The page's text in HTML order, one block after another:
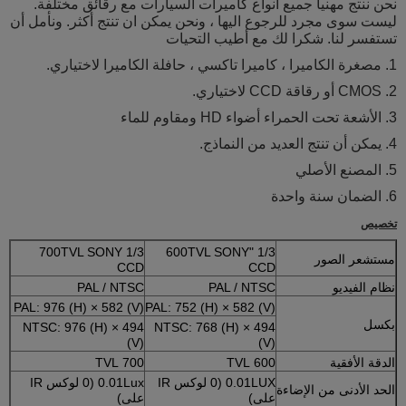
نحن ننتج مهنيا جميع أنواع كاميرات السيارات مع رقائق مختلفة.
ليست سوى مجرد للرجوع اليها ، ونحن يمكن ان تنتج أكثر. ونأمل أن
تستفسر لنا. شكرا لك مع أطيب التحيات
1. مصغرة الكاميرا ، كاميرا تاكسي ، حافلة الكاميرا لاختياري.
2. CMOS أو رقاقة CCD لاختياري.
3. الأشعة تحت الحمراء أضواء HD ومقاوم للماء
4. يمكن أن تنتج العديد من النماذج.
5. المصنع الأصلي
6. الضمان سنة واحدة
تخصيص
مستشعر الصور
1/3 "600TVL SONY
CCD
1/3 700TVL SONY
CCD
نظام الفيديو
PAL / NTSC
PAL / NTSC
بكسل
PAL: 752 (H) × 582 (V)
PAL: 976 (H) × 582 (V)
NTSC: 768 (H) × 494
(V)
NTSC: 976 (H) × 494
(V)
الدقة الأفقية
600 TVL
700 TVL
الحد الأدنى من الإضاءة
0.01LUX (0 لوكس IR
على)
0.01Lux (0 لوكس IR
على)